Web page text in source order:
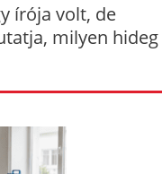
írója volt, de
milyen hideg